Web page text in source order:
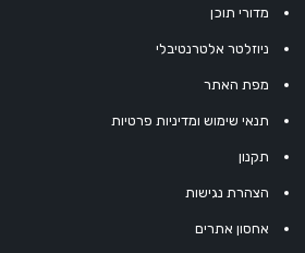
מדורי תוכן
ניוזלטר אלטרנטיבלי
מפת האתר
תנאי שימוש ומדיניות פרטיות
תקנון
הצהרת נגישות
אחסון אתרים